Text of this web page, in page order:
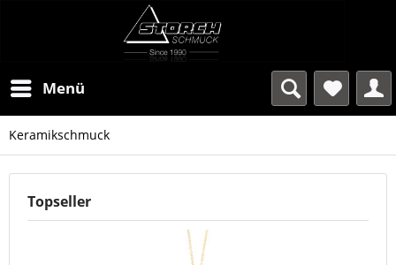
Menü
Keramikschmuck
Topseller